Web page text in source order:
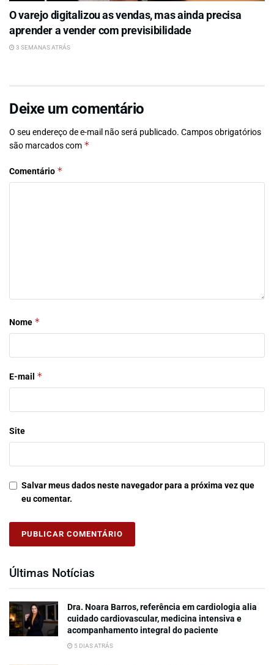
O varejo digitalizou as vendas, mas ainda precisa
aprender a vender com previsibilidade
3 SEMANAS ATRÁS
Deixe um comentário
O seu endereço de e-mail não será publicado. Campos obrigatórios
são marcados com *
Comentário *
Nome *
E-mail *
Site
Salvar meus dados neste navegador para a próxima vez que
eu comentar.
Últimas Notícias
Dra. Noara Barros, referência em cardiologia alia
cuidado cardiovascular, medicina intensiva e
acompanhamento integral do paciente
5 DIAS ATRÁS